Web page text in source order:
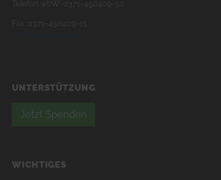
Telefon wbW: 0371-450409-50
Fax: 0371-450409-15
UNTERSTÜTZUNG
Jetzt Spenden
WICHTIGES